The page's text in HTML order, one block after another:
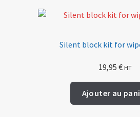
Silent block kit for
19,95 € HT
Ajouter au